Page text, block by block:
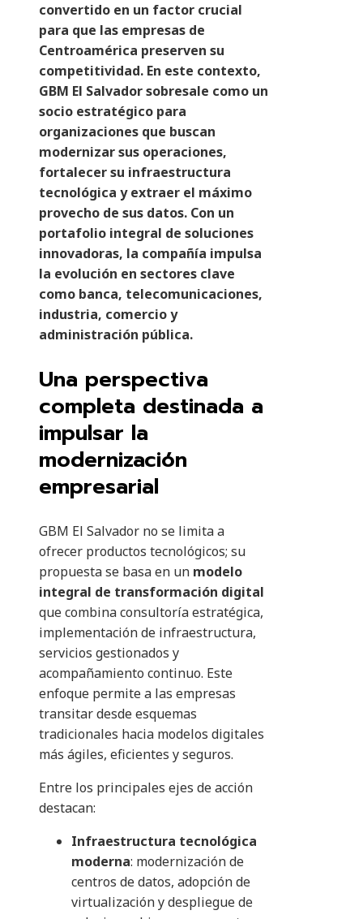
convertido en un factor crucial
para que las empresas de
Centroamérica preserven su
competitividad. En este contexto,
GBM El Salvador sobresale como un
socio estratégico para
organizaciones que buscan
modernizar sus operaciones,
fortalecer su infraestructura
tecnológica y extraer el máximo
provecho de sus datos. Con un
portafolio integral de soluciones
innovadoras, la compañía impulsa
la evolución en sectores clave
como banca, telecomunicaciones,
industria, comercio y
administración pública.
Una perspectiva
completa destinada a
impulsar la
modernización
empresarial
GBM El Salvador no se limita a
ofrecer productos tecnológicos; su
propuesta se basa en un modelo
integral de transformación digital
que combina consultoría estratégica,
implementación de infraestructura,
servicios gestionados y
acompañamiento continuo. Este
enfoque permite a las empresas
transitar desde esquemas
tradicionales hacia modelos digitales
más ágiles, eficientes y seguros.
Entre los principales ejes de acción
destacan:
Infraestructura tecnológica
moderna: modernización de
centros de datos, adopción de
virtualización y despliegue de